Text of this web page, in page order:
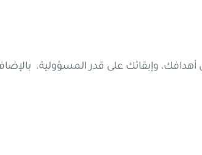
وإبقائك على قدر المسؤولية.